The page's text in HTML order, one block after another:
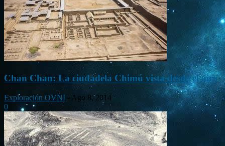
Chan Chan: La ciudadela Chimú vista desde el aire
Exploración OVNI - Ago 8, 2014
0